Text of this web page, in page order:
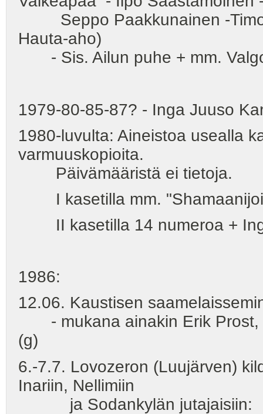
Seppo Paakkunainen -
Hauta-aho)
- Sis. Ailun puhe + mm.
1979-80-85-87? - Inga Juuso
1980-luvulta: Aineistoa usealla
varmuuskopioita.
Päivämääristä ei tietoja.
I kasetilla mm.
II kasetilla 14 numeroa +
1986:
12.06. Kaustisen
- mukana ainakin Erik Prost,
(g)
6.-7.7. Lovozeron (Luujärven)
Inariin, Nellimiin
ja Sodankylän jutajaisiin: